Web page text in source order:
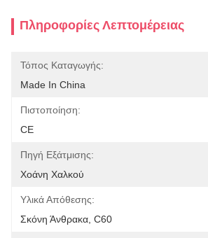
Πληροφορίες Λεπτομέρειας
Τόπος Καταγωγής:
Made In China
Πιστοποίηση:
CE
Πηγή Εξάτμισης:
Χοάνη Χαλκού
Υλικά Απόθεσης:
Σκόνη Άνθρακα, C60